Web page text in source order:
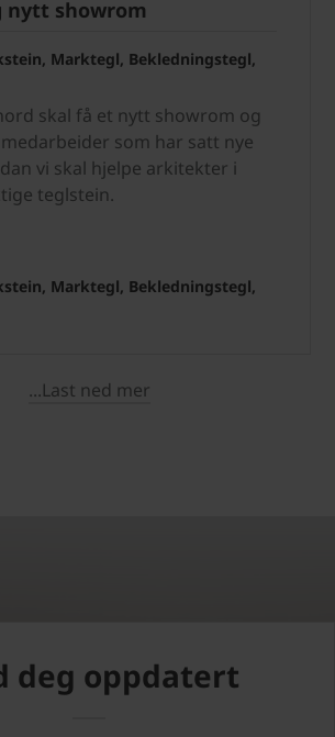
nytt showrom
Marktegl, Bekledningstegl,
skal få et nytt showrom og
som har satt nye
vi skal hjelpe arkitekter i
teglstein.
Marktegl, Bekledningstegl,
...Last ned mer
deg oppdatert